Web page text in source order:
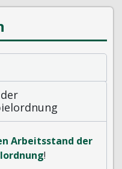
Arbeitsstand der
!